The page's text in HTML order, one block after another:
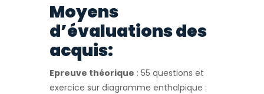
Moyens
d’évaluations des
acquis:
Epreuve théorique : 55 questions et
exercice sur diagramme enthalpique :